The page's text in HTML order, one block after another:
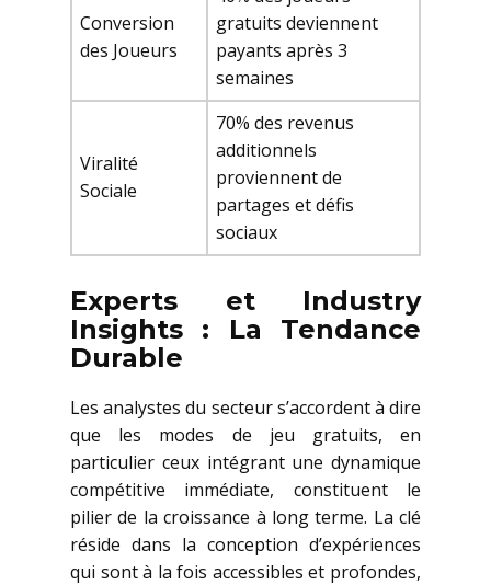
Conversion
des Joueurs
gratuits deviennent
payants après 3
semaines
Viralité
Sociale
70% des revenus
additionnels
proviennent de
partages et défis
sociaux
Experts et Industry
Insights : La Tendance
Durable
Les analystes du secteur s’accordent à dire
que les modes de jeu gratuits, en
particulier ceux intégrant une dynamique
compétitive immédiate, constituent le
pilier de la croissance à long terme. La clé
réside dans la conception d’expériences
qui sont à la fois accessibles et profondes,